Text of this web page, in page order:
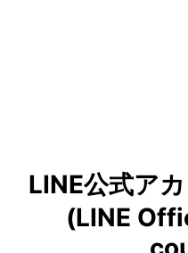
LINE公式ア
(LINE